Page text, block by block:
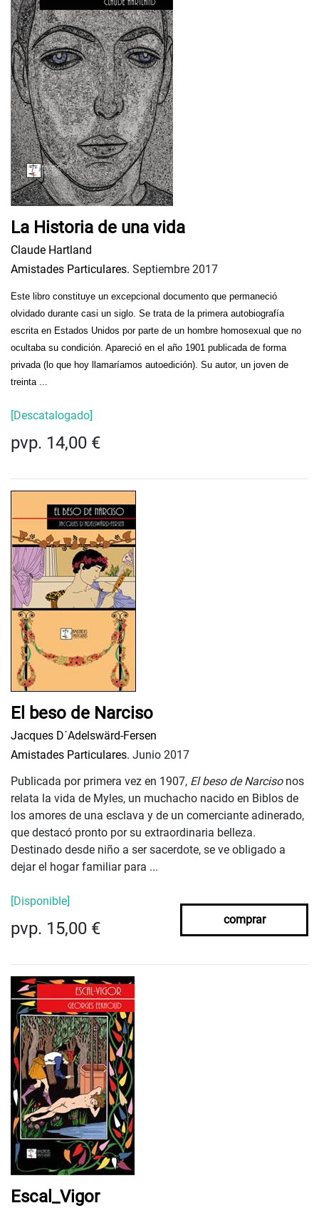
La Historia de una vida
Claude Hartland
Amistades Particulares. Septiembre 2017
Este libro constituye un excepcional documento que permaneció
olvidado durante casi un siglo. Se trata de la primera autobiografía
escrita en Estados Unidos por parte de un hombre homosexual que no
ocultaba su condición. Apareció en el año 1901 publicada de forma
privada (lo que hoy llamaríamos autoedición). Su autor, un joven de
treinta ...
[Descatalogado]
pvp. 14,00 €
El beso de Narciso
Jacques D´Adelswärd-Fersen
Amistades Particulares. Junio 2017
Publicada por primera vez en 1907, El beso de Narcisonos
relata la vida de Myles, un muchacho nacido en Biblos de
los amores de una esclava y de un comerciante adinerado,
que destacó pronto por su extraordinaria belleza.
Destinado desde niño a ser sacerdote, se ve obligado a
dejar el hogar familiar para ...
[Disponible]
pvp. 15,00 € comprar
Escal_Vigor